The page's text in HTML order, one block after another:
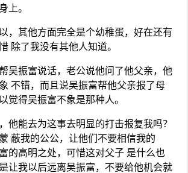
上。
，其他方面完全是个幼稚蛋，好在还有
除了我没有其他人知道。
吴振富说话，老公说他问了他父亲，他
不错，而且说吴振富帮他父亲报了母
觉得吴振富不象是那种人。
他能去为这事去明显的打击报复我吗？
蔽我的公公，让他们不要相信我的
的高明之处，可惜这对父子 是什么也
让我以后远离吴振富，不要给他机会就